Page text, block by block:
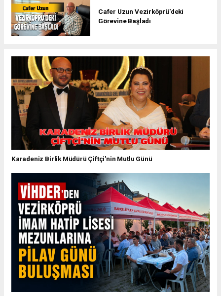
Cafer Uzun Vezirköprü'deki
Görevine Başladı
Karadeniz Birlik Müdürü Çiftçi'nin Mutlu Günü